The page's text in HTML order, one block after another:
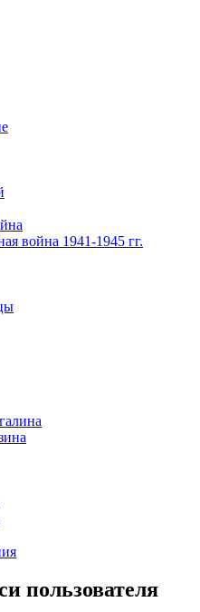
война 1941-1945 гг.
пользователя